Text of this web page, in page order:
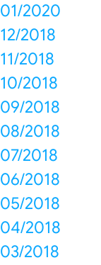
01/2020
12/2018
11/2018
10/2018
09/2018
08/2018
07/2018
06/2018
05/2018
04/2018
03/2018